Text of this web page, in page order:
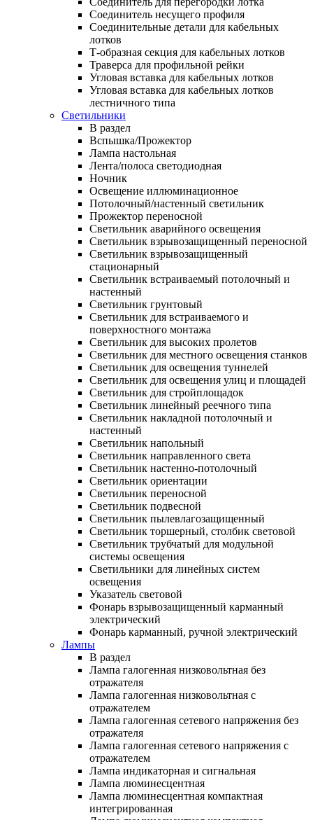
Соединитель несущего профиля
Соединительные детали для кабельных
лотков
Т-образная секция для кабельных лотков
Траверса для профильной рейки
Угловая вставка для кабельных лотков
Угловая вставка для кабельных лотков
лестничного типа
Светильники
В раздел
Вспышка/Прожектор
Лампа настольная
Лента/полоса светодиодная
Ночник
Освещение иллюминационное
Потолочный/настенный светильник
Прожектор переносной
Светильник аварийного освещения
Светильник взрывозащищенный переносной
Светильник взрывозащищенный
стационарный
Светильник встраиваемый потолочный и
настенный
Светильник грунтовый
Светильник для встраиваемого и
поверхностного монтажа
Светильник для высоких пролетов
Светильник для местного освещения станков
Светильник для освещения туннелей
Светильник для освещения улиц и площадей
Светильник для стройплощадок
Светильник линейный реечного типа
Светильник накладной потолочный и
настенный
Светильник напольный
Светильник направленного света
Светильник настенно-потолочный
Светильник ориентации
Светильник переносной
Светильник подвесной
Светильник пылевлагозащищенный
Светильник торшерный, столбик световой
Светильник трубчатый для модульной
системы освещения
Светильники для линейных систем
освещения
Указатель световой
Фонарь взрывозащищенный карманный
электрический
Фонарь карманный, ручной электрический
Лампы
В раздел
Лампа галогенная низковольтная без
отражателя
Лампа галогенная низковольтная с
отражателем
Лампа галогенная сетевого напряжения без
отражателя
Лампа галогенная сетевого напряжения с
отражателем
Лампа индикаторная и сигнальная
Лампа люминесцентная
Лампа люминесцентная компактная
интегрированная